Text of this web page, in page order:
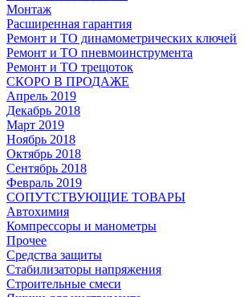
Монтаж
Расширенная гарантия
Ремонт и ТО динамометрических ключей
Ремонт и ТО пневмоинструмента
Ремонт и ТО трещоток
СКОРО В ПРОДАЖЕ
Апрель 2019
Декабрь 2018
Март 2019
Ноябрь 2018
Октябрь 2018
Сентябрь 2018
Февраль 2019
СОПУТСТВУЮЩИЕ ТОВАРЫ
Автохимия
Компрессоры и манометры
Прочее
Средства защиты
Стабилизаторы напряжения
Строительные смеси